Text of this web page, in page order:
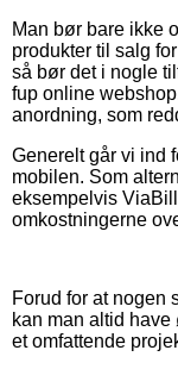
Man bør bare ikke
produkter til salg
så bør det i nogle
fup online
anordning, som
Generelt går vi ind
mobilen. Som
eksempelvis
omkostningerne
Forud for at nogen
kan man altid have
et omfattende